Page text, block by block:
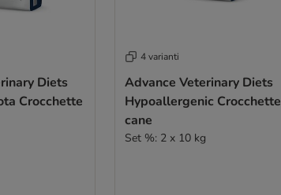
Diets
Crocchette
4 varianti
Advance Veterinary Diets
Hypoallergenic Crocchette
cane
Set %: 2 x 10 kg